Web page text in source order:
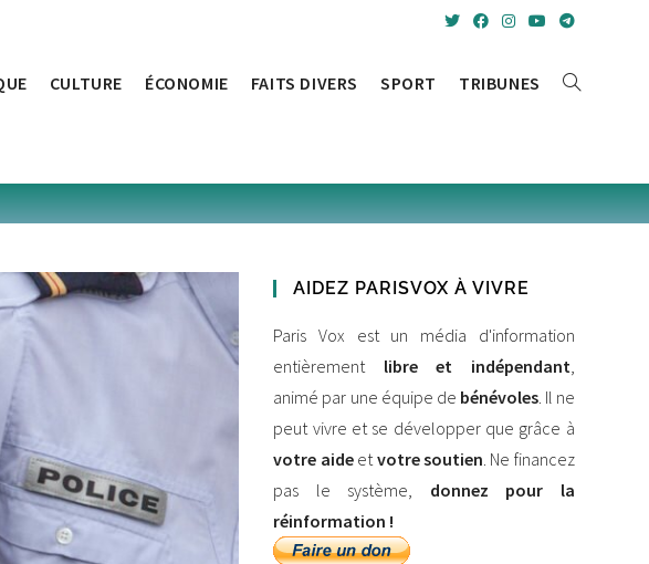
CULTURE ÉCONOMIE FAITS DIVERS SPORT TRIBUNES TOGGLE
AIDEZ PARISVOX À VIVRE
Paris Vox est un média d'information
entièrement libre et indépendant,
animé par une équipe de bénévoles. Il ne
peut vivre et se développer que grâce à
votre aideetvotre soutien. Ne financez
pas le système, donnez pour la
réinformation !